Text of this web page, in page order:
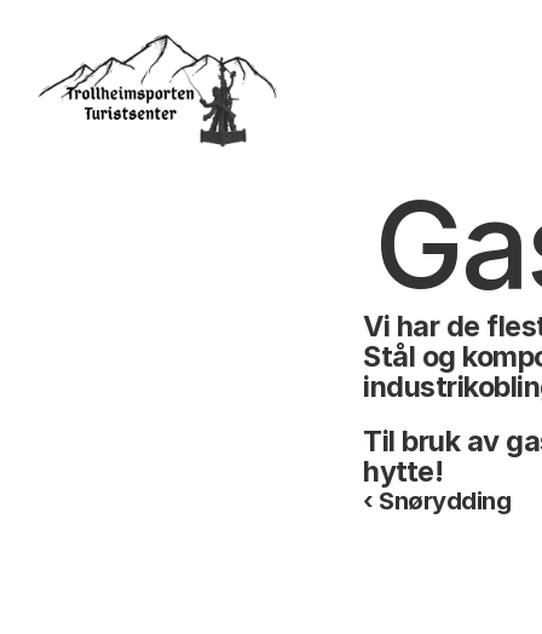
Vi har de
Stål og
Til bruk av
hytte!
‹ Snørydding